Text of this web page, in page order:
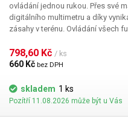
ovládání jednou rukou. Přes své
digitálního multimetru a díky
zásahy v terénu. Ovládání všech
palce zapnout nebo vypnout
prostoru před hrotem.
798,60 Kč / ks
660 Kč bez DPH
skladem 1 ks
Pozítří 11.08.2026 může být u Vás